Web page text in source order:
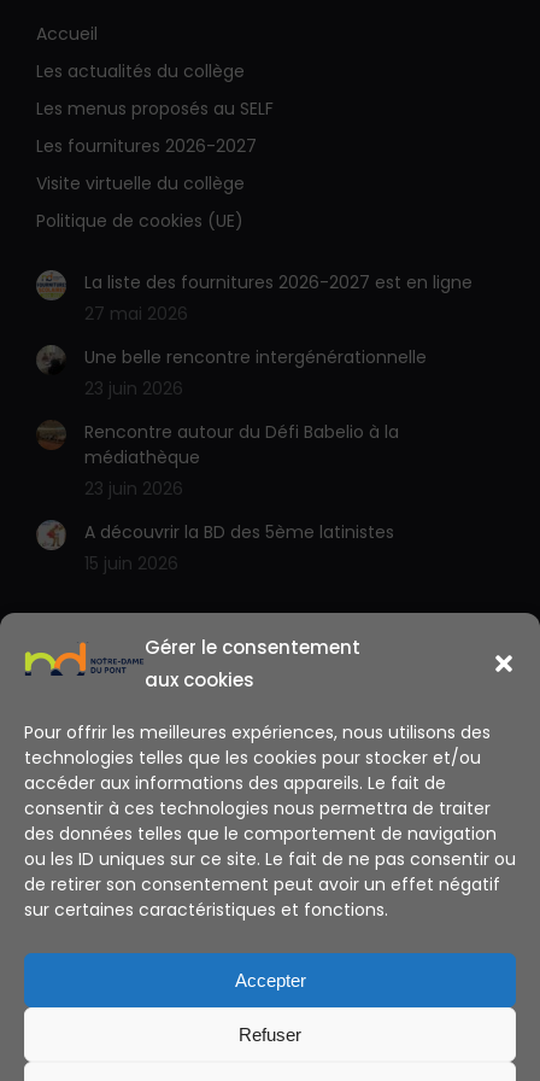
Gérer le consentement
aux cookies
Pour offrir les meilleures expériences, nous utilisons des
technologies telles que les cookies pour stocker et/ou
accéder aux informations des appareils. Le fait de
consentir à ces technologies nous permettra de traiter
des données telles que le comportement de navigation
ou les ID uniques sur ce site. Le fait de ne pas consentir ou
de retirer son consentement peut avoir un effet négatif
sur certaines caractéristiques et fonctions.
Accepter
Refuser
E-
mail
s'ouvre
dans
une
fenêtre
Site
Web
s'ouvre
dans
une
fenêtre
Accueil
Les actualités du collège
Les menus proposés au SELF
Les fournitures 2026-2027
Visite virtuelle du collège
Politique de cookies (UE)
La liste des fournitures 2026-2027 est en ligne
27 mai 2026
Une belle rencontre intergénérationnelle
23 juin 2026
Rencontre autour du Défi Babelio à la
médiathèque
23 juin 2026
A découvrir la BD des 5ème latinistes
15 juin 2026
Alternative: